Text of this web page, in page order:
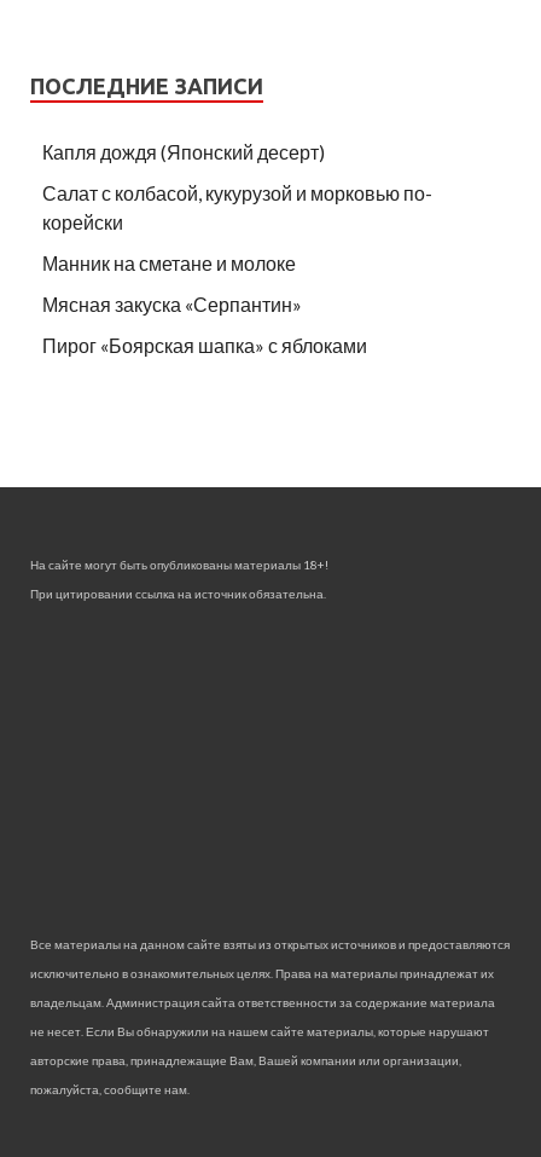
ПОСЛЕДНИЕ ЗАПИСИ
Капля дождя (Японский десерт)
Салат с колбасой, кукурузой и морковью по-
корейски
Манник на сметане и молоке
Мясная закуска «Серпантин»
Пирог «Боярская шапка» с яблоками
На сайте могут быть опубликованы материалы 18+!
При цитировании ссылка на источник обязательна.
Все материалы на данном сайте взяты из открытых источников и предоставляются
исключительно в ознакомительных целях. Права на материалы принадлежат их
владельцам. Администрация сайта ответственности за содержание материала
не несет. Если Вы обнаружили на нашем сайте материалы, которые нарушают
авторские права, принадлежащие Вам, Вашей компании или организации,
пожалуйста, сообщите нам.